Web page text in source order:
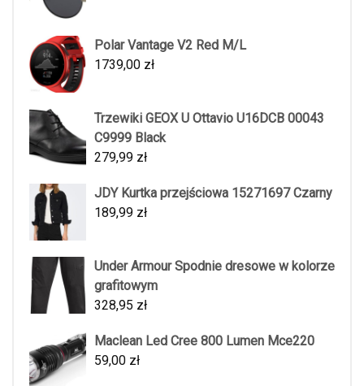
Polar Vantage V2 Red M/L
1739,00 zł
Trzewiki GEOX U Ottavio U16DCB 00043
C9999 Black
279,99 zł
JDY Kurtka przejściowa 15271697 Czarny
189,99 zł
Under Armour Spodnie dresowe w kolorze
grafitowym
328,95 zł
Maclean Led Cree 800 Lumen Mce220
59,00 zł